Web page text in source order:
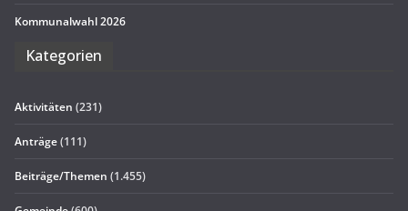
Kom­mu­nal­wahl 2026
Kate­go­rien
Aktivitäten (231)
Anträge(111)
Beiträge/Themen (1.455)